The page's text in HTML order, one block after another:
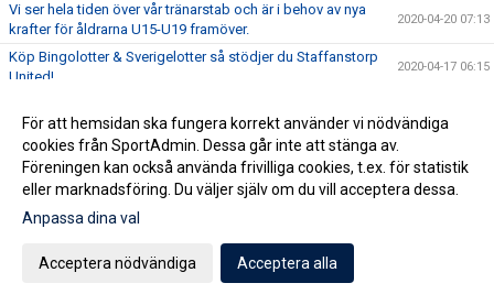
Vi ser hela tiden över vår tränarstab och är i behov av nya
krafter för åldrarna U15-U19 framöver.
2020-04-20 07:13
Köp Bingolotter & Sverigelotter så stödjer du Staffanstorp
United!
2020-04-17 06:15
Virtuellt inträde 2020 2020-04-16 12:01
NYHET! Digitala Bingolotter! 2020-04-08 11:54
Kansliet Påskstängt 2020-04-08 10:20
Uppdatering gällande träningar och träningsmatcher
Påskbingo!
För att hemsidan ska fungera korrekt använder vi nödvändiga
cookies från SportAdmin. Dessa går inte att stänga av.
Föreningen kan också använda frivilliga cookies, t.ex. för statistik
eller marknadsföring. Du väljer själv om du vill acceptera dessa.
Anpassa dina val
Acceptera nödvändiga Acceptera alla